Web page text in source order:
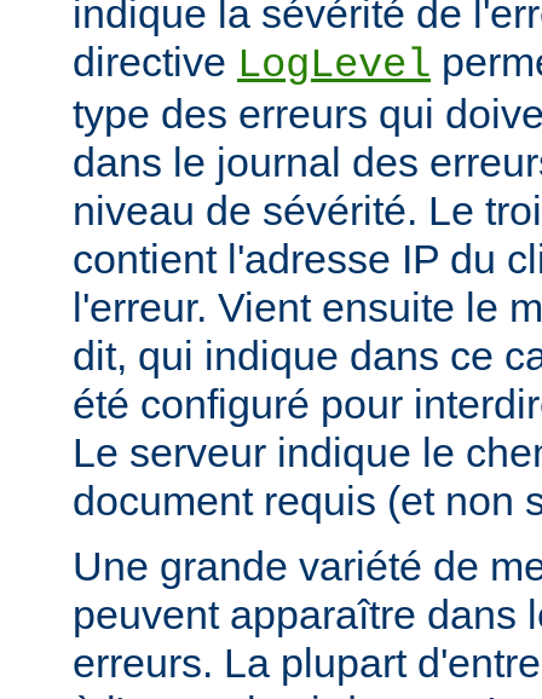
indique la sévérité de
directive LogLevel
type des erreurs qui
dans le journal des
niveau de sévérité. Le
contient l'adresse IP du
l'erreur. Vient ensuite le
dit, qui indique dans ce
été configuré pour
Le serveur indique le
document requis (et non
Une grande variété de
peuvent apparaître dans
erreurs. La plupart